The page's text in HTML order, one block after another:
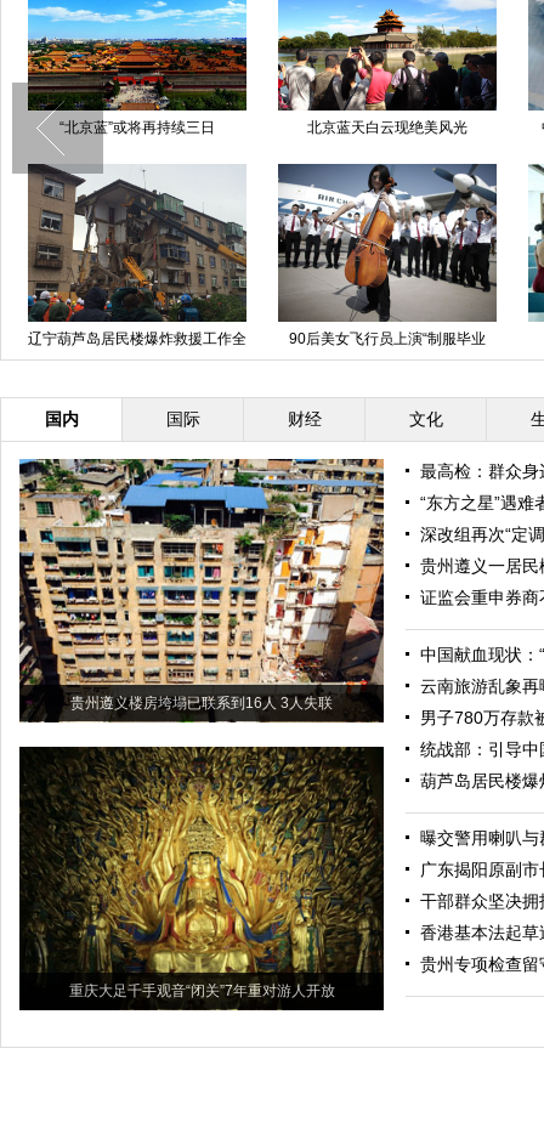
“北京蓝”或将再持续三日 北京蓝天白云现绝美风光
辽宁葫芦岛居民楼爆炸救援工作全
面展开
90后美女飞行员上演“制服毕业
照”受追捧
国内 国际 财经 文化
贵州遵义楼房垮塌已联系到16人 3人失联
重庆大足千手观音“闭关”7年重对游人开放
最高检：群众
“东方之星”遇难
深改组再次“定
贵州遵义一居
证监会重申券
中国献血现状：
云南旅游乱象
男子780万存款
统战部：引导中
葫芦岛居民楼
曝交警用喇叭
广东揭阳原副
干部群众坚决
香港基本法起
贵州专项检查